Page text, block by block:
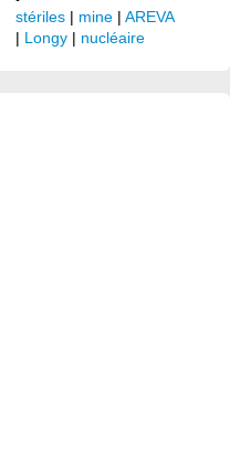
stériles | mine | AREVA
| Longy | nucléaire